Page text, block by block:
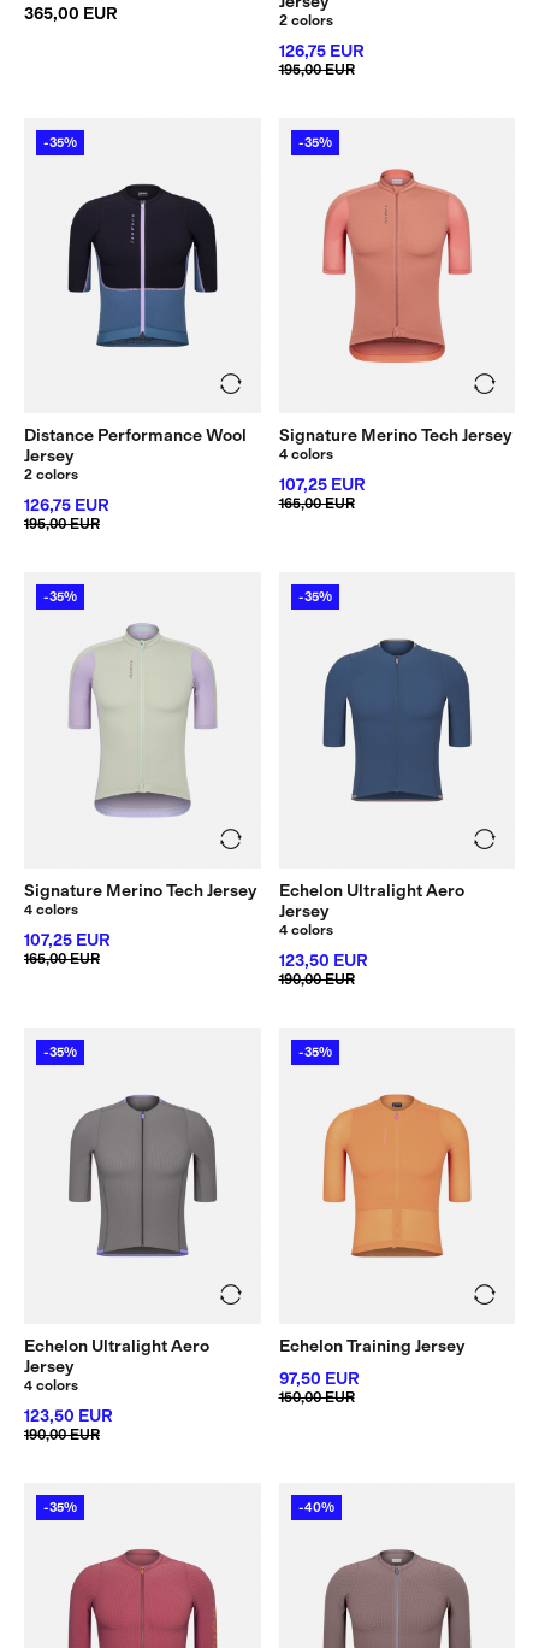
365,00 EUR
2 colors
126,75 EUR
195,00 EUR
-35%
Distance Performance Wool
Jersey
2 colors
126,75 EUR
195,00 EUR
-35%
Signature Merino Tech Jersey
4 colors
107,25 EUR
165,00 EUR
-35%
Signature Merino Tech Jersey
4 colors
107,25 EUR
165,00 EUR
-35%
Echelon Ultralight Aero
Jersey
4 colors
123,50 EUR
190,00 EUR
-35%
Echelon Ultralight Aero
Jersey
4 colors
123,50 EUR
190,00 EUR
-35%
Echelon Training Jersey
97,50 EUR
150,00 EUR
-35% -40%